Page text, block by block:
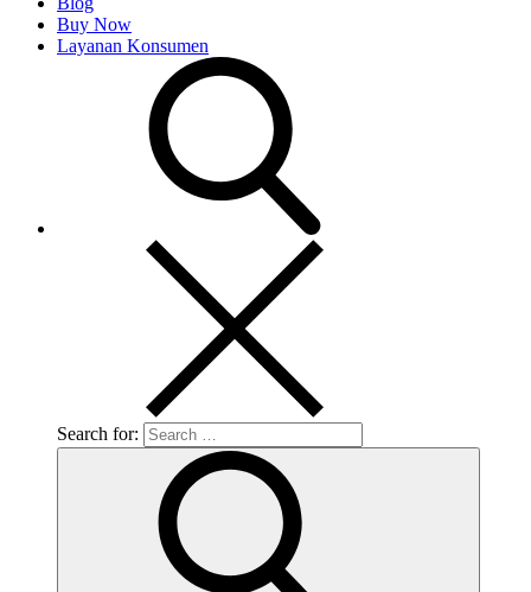
Buy Now
Layanan Konsumen
Search for: